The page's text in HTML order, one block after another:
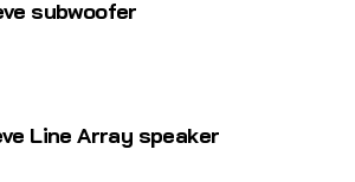
subwoofer
Line Array speaker